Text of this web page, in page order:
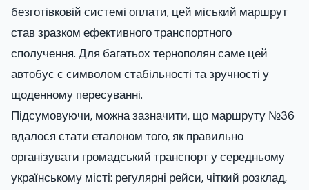
безготівковій системі оплати, цей міський маршрут
став зразком ефективного транспортного
сполучення. Для багатьох тернополян саме цей
автобус є символом стабільності та зручності у
щоденному пересуванні.
Підсумовуючи, можна зазначити, що маршруту №36
вдалося стати еталоном того, як правильно
організувати громадський транспорт у середньому
українському місті: регулярні рейси, чіткий розклад,